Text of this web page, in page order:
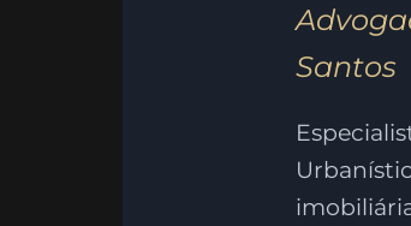
Santos